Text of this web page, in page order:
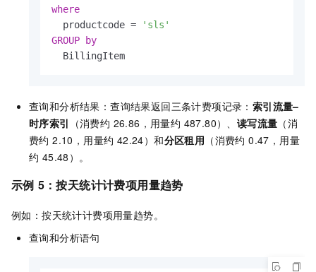
where
  productcode
=
'sls'
GROUP
by
  BillingItem
查询和分析结果：查询结果返回三条计费项记录： 索引流量–
时序索引 （消费约 26.86，用量约 487.80）、 读写流量 （消
费约 2.10，用量约 42.24）和分区租用 （消费约 0.47，用量
约 45.48）。
示例 5：按天统计计费项用量趋势
例如：按天统计计费项用量趋势。
查询和分析语句